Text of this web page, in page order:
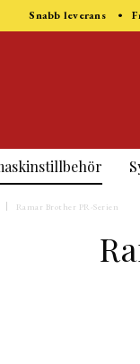
Snabb leverans •
Ramar Brother PR-Serien